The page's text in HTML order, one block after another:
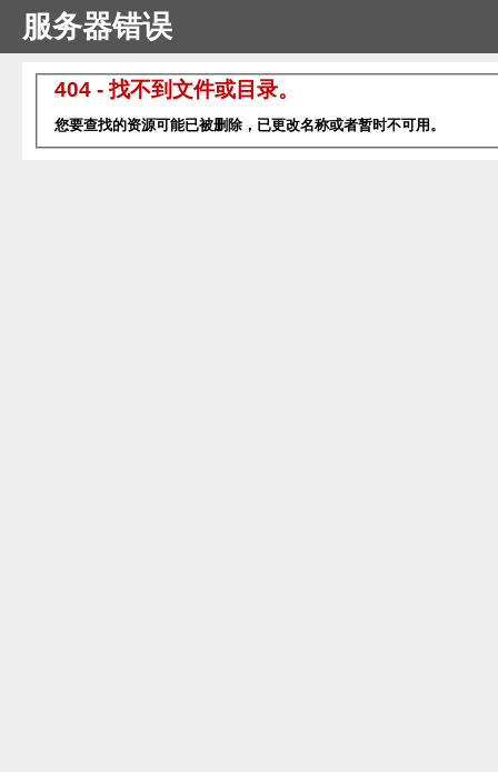
服务器错误
404 - 找不到文件或目录。
您要查找的资源可能已被删除，已更改名称或者暂时不可用。